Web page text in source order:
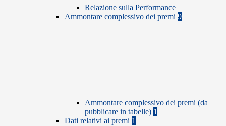
Relazione sulla Performance
Ammontare complessivo dei premi 9
Ammontare complessivo dei premi (da
pubblicare in tabelle) 1
Dati relativi ai premi 1